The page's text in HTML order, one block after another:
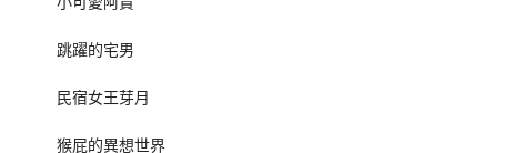
跳躍的宅男
民宿女王芽月
猴屁的異想世界